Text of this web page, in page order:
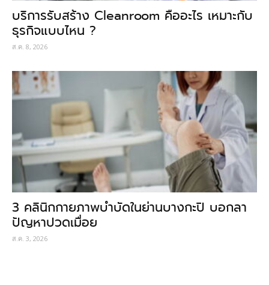
บริการรับสร้าง Cleanroom คืออะไร เหมาะกับ
ธุรกิจแบบไหน ?
ส.ค. 8, 2026
3 คลินิกกายภาพบำบัดในย่านบางกะปิ บอกลา
ปัญหาปวดเมื่อย
ส.ค. 3, 2026